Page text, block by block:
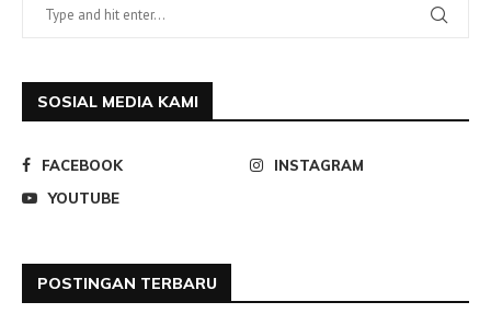
SOSIAL MEDIA KAMI
FACEBOOK
INSTAGRAM
YOUTUBE
POSTINGAN TERBARU